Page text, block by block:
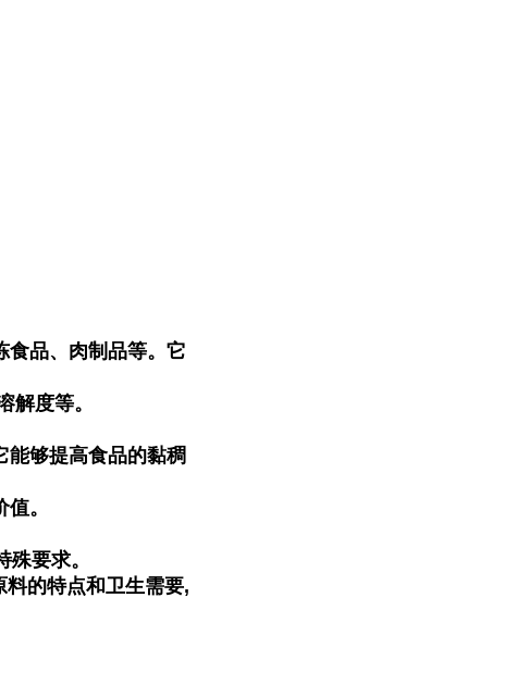
食品、肉制品等。它
解度等。
能够提高食品的黏稠
。
要求。
的特点和卫生需要,